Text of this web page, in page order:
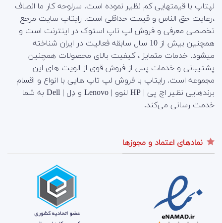
لپتاپ با قیمتهایی کم نظیر نموده است. سرلوحه کار ما انصاف
،رعایت حق الناس و قیمت حداقلی است. رایتاپ سایت مرجع
تخصصی معرفی و فروش لپ تاپ استوک در اینترنت است و
همچنین بیش از 10 سال سابقه فعالیت در ایران شناخته
میشود. خدمات متمایز ، کیفیت بالای محصولات همچنین
پشتیبانی و خدمات پس از فروش قوی از الویت های این
مجموعه است. رایتاپ با فروش لپ تاپ هایی با انواع و اقسام
برندهایی نظیر اچ پی | HP لنوو | Lenovo و دِل | Dell به شما
خدمت رسانی می‌کند.
نمادهای اعتماد و مجوزها